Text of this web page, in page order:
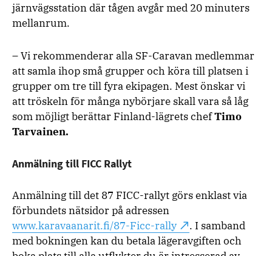
järnvägsstation där tågen avgår med 20 minuters
mellanrum.
– Vi rekommenderar alla SF-Caravan medlemmar
att samla ihop små grupper och köra till platsen i
grupper om tre till fyra ekipagen. Mest önskar vi
att tröskeln för många nybörjare skall vara så låg
som möjligt berättar Finland-lägrets chefTimo
Tarvainen.
Anmälning till FICC Rallyt
Anmälning till det 87 FICC-rallyt görs enklast via
förbundets nätsidor på adressen
www.karavaanarit.fi/87-Ficc-rally
. I samband
med bokningen kan du betala lägeravgiften och